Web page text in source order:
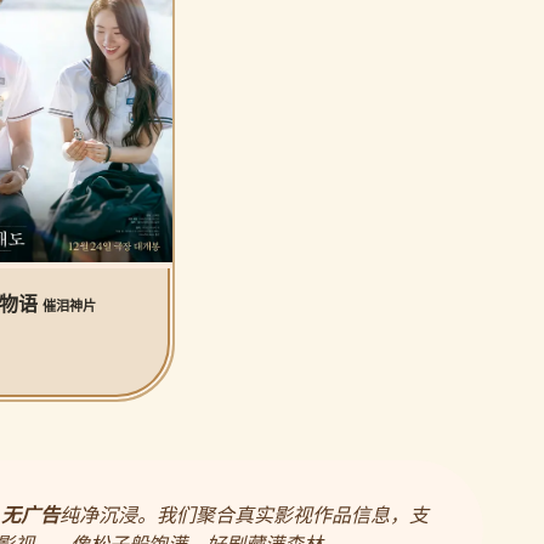
语催泪神片
无广告纯净沉浸。我们聚合真实影视作品信息，支